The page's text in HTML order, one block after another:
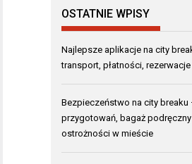
OSTATNIE WPISY
Najlepsze aplikacje na city
transport, płatności,
Bezpieczeństwo na city breaku
przygotowań, bagaż
ostrożności w mieście